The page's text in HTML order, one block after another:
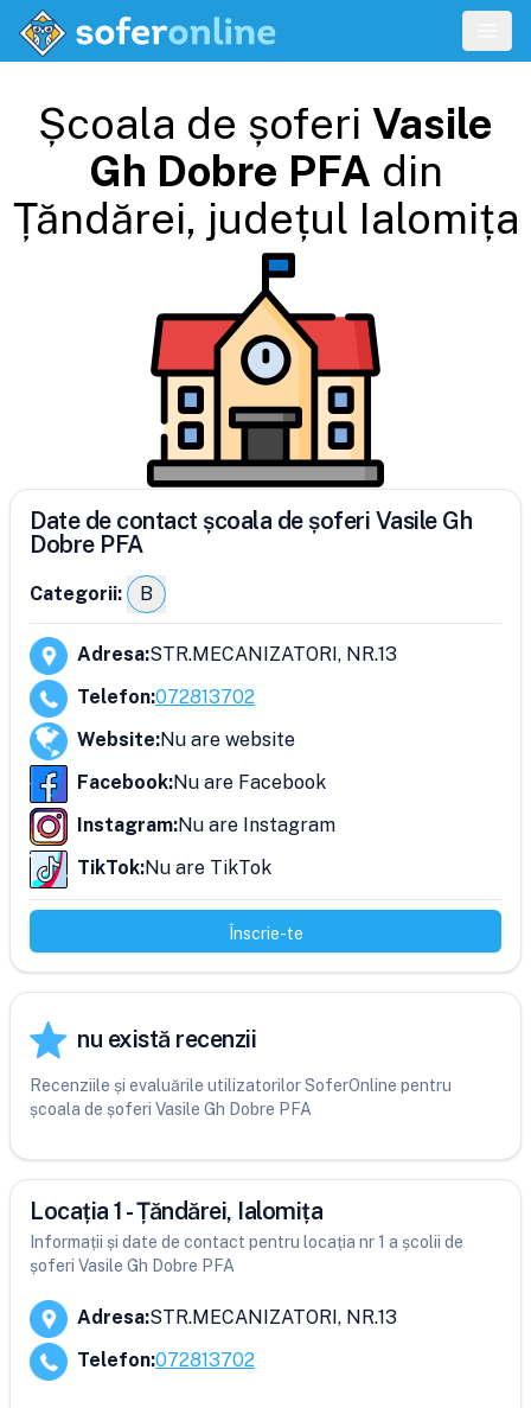
Școala de șoferi Vasile
Gh Dobre PFA din
Țăndărei, județul Ialomița
Date de contact școala de șoferi Vasile Gh
Dobre PFA
Categorii: B
Adresa:STR.MECANIZATORI, NR.13
Telefon:072813702
Website:Nu are website
Facebook:Nu are Facebook
Instagram:Nu are Instagram
TikTok:Nu are TikTok
Înscrie-te
nu există recenzii
Recenziile și evaluările utilizatorilor SoferOnline pentru
școala de șoferi Vasile Gh Dobre PFA
Locația 1 - Țăndărei, Ialomița
Informații și date de contact pentru locația nr 1 a școlii de
șoferi Vasile Gh Dobre PFA
Adresa:STR.MECANIZATORI, NR.13
Telefon:072813702